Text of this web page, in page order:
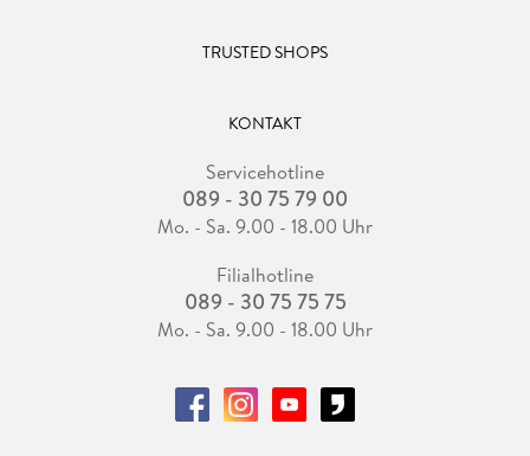
TRUSTED SHOPS
KONTAKT
Servicehotline
089 - 30 75 79 00
Mo. - Sa. 9.00 - 18.00 Uhr
Filialhotline
089 - 30 75 75 75
Mo. - Sa. 9.00 - 18.00 Uhr